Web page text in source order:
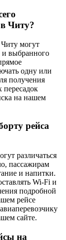
Читу?
могут
и выбранного
одну или
получения
на нашем
рейса
различаться
пассажирам
и напитки.
Wi-Fi и
подробной
рейсе
сайте.
на